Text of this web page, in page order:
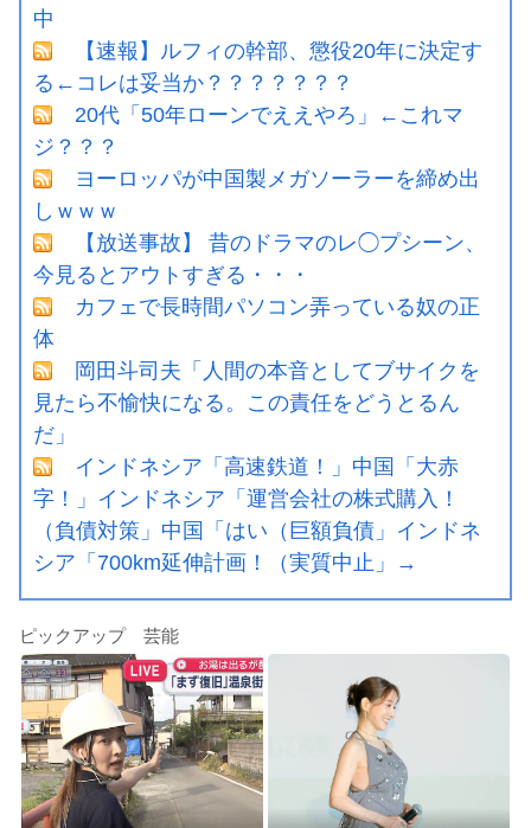
中
【速報】ルフィの幹部、懲役20年に決定す
る←コレは妥当か？？？？？？？
20代「50年ローンでええやろ」←これマ
ジ？？？
ヨーロッパが中国製メガソーラーを締め出
しｗｗｗ
【放送事故】 昔のドラマのレ◯プシーン、
今見るとアウトすぎる・・・
カフェで長時間パソコン弄っている奴の正
体
岡田斗司夫「人間の本音としてブサイクを
見たら不愉快になる。この責任をどうとるん
だ」
インドネシア「高速鉄道！」中国「大赤
字！」インドネシア「運営会社の株式購入！
（負債対策」中国「はい（巨額負債」インドネ
シア「700km延伸計画！（実質中止」→
ピックアップ 芸能